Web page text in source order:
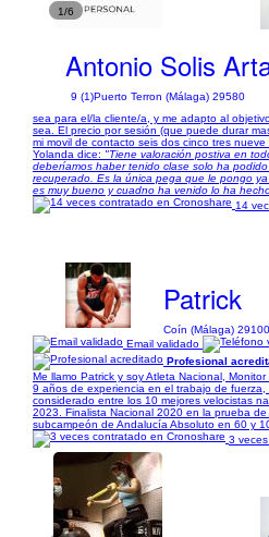
1/6
Antonio Solis
9 (1)Puerto Terron (Málaga) 29580
sea para el/la cliente/a, y me adapto al
sea. El precio por sesión (que puede durar
mi movil de contacto seis dos cinco tres nueve
Yolanda dice: "Tiene valoración postiva en
deberíamos haber tenido clase solo ha
recuperado. Es la única pega que le pongo
es muy bueno y cuadno ha venido lo ha
14
Patrick
Coín (Málaga) 29100
Email validado
Profesional
Me llamo Patrick y soy Atleta Nacional,
9 años de experiencia en el trabajo de
considerado entre los 10 mejores velocistas
2023. Finalista Nacional 2020 en la prueba
subcampeón de Andalucía Absoluto en 60 y
3